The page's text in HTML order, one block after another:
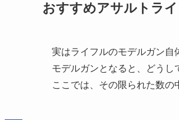
おすすめアサルトラ
実はライフルのモデルガン自
モデルガンとなると、どうし
ここでは、その限られた数の